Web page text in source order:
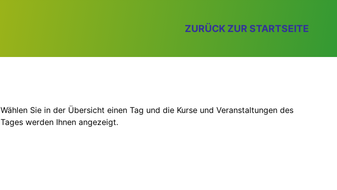
ZURÜCK ZUR STARTSEITE
Wählen Sie in der Übersicht einen Tag und die Kurse und Veranstaltungen des
Tages werden Ihnen angezeigt.